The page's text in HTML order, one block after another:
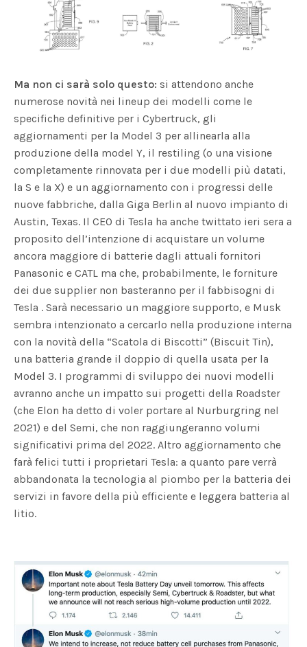
Ma non ci sarà solo questo: si attendono anche
numerose novità nei lineup dei modelli come le
specifiche definitive per i Cybertruck, gli
aggiornamenti per la Model 3 per allinearla alla
produzione della model Y, il restiling (o una visione
completamente rinnovata per i due modelli più datati,
la S e la X) e un aggiornamento con i progressi delle
nuove fabbriche, dalla Giga Berlin al nuovo impianto di
Austin, Texas. Il CEO di Tesla ha anche twittato ieri sera a
proposito dell’intenzione di acquistare un volume
ancora maggiore di batterie dagli attuali fornitori
Panasonic e CATL ma che, probabilmente, le forniture
dei due supplier non basteranno per il fabbisogni di
Tesla . Sarà necessario un maggiore supporto, e Musk
sembra intenzionato a cercarlo nella produzione interna
con la novità della “Scatola di Biscotti” (Biscuit Tin),
una batteria grande il doppio di quella usata per la
Model 3. I programmi di sviluppo dei nuovi modelli
avranno anche un impatto sui progetti della Roadster
(che Elon ha detto di voler portare al Nurburgring nel
2021) e del Semi, che non raggiungeranno volumi
significativi prima del 2022. Altro aggiornamento che
farà felici tutti i proprietari Tesla: a quanto pare verrà
abbandonata la tecnologia al piombo per la batteria dei
servizi in favore della più efficiente e leggera batteria al
litio.